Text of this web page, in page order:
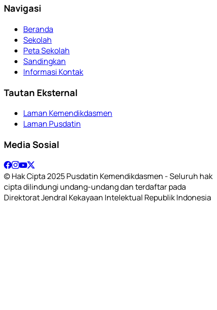
Navigasi
Beranda
Sekolah
Peta Sekolah
Sandingkan
Informasi Kontak
Tautan Eksternal
Laman Kemendikdasmen
Laman Pusdatin
Media Sosial
© Hak Cipta 2025 Pusdatin Kemendikdasmen - Seluruh hak
cipta dilindungi undang-undang dan terdaftar pada
Direktorat Jendral Kekayaan Intelektual Republik Indonesia